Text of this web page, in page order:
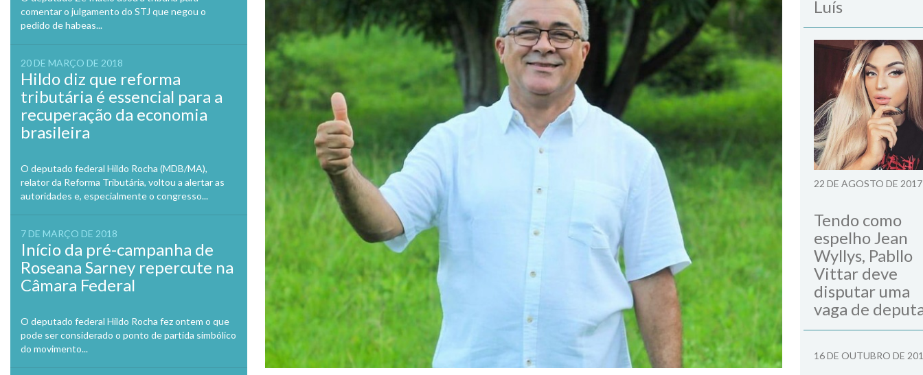
comentar o julgamento do STJ que negou o
pedido de habeas...
20 DE MARÇO DE 2018
Hildo diz que reforma
tributária é essencial para a
recuperação da economia
brasileira
O deputado federal Hildo Rocha (MDB/MA),
relator da Reforma Tributária, voltou a alertar as
autoridades e, especialmente o congresso...
7 DE MARÇO DE 2018
Início da pré-campanha de
Roseana Sarney repercute na
Câmara Federal
O deputado federal Hildo Rocha fez ontem o que
pode ser considerado o ponto de partida simbólico
do movimento...
Luís
22 DE AGOSTO DE 2017
Tendo como
espelho Jean
Wyllys, Pabllo
Vittar deve
disputar uma
vaga de
16 DE OUTUBRO DE